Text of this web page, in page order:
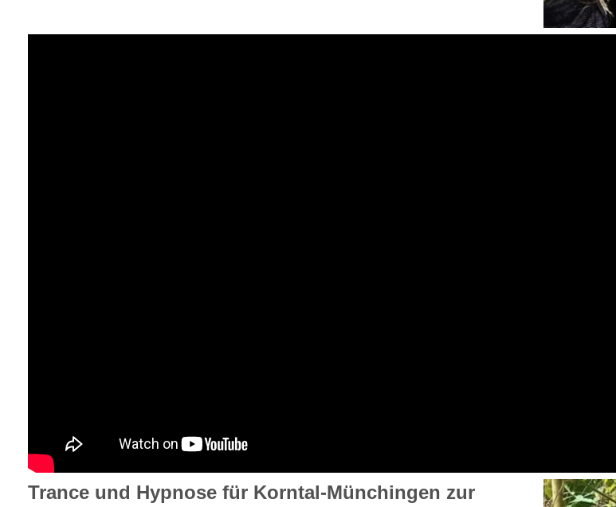
Trance und Hypnose für Korntal-Münchingen zur